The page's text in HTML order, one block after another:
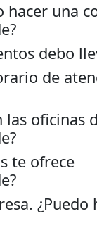
hacer una
debo
de
las oficinas
te ofrece
¿Puedo